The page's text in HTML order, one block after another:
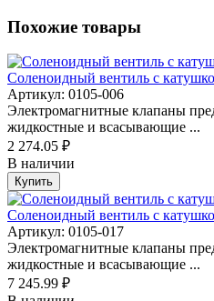
Похожие товары
Соленоидный вентиль с
Артикул: 0105-006
Электромагнитные клапаны
жидкостные и всасывающие ...
2 274.05 ₽
В наличии
Купить
Соленоидный вентиль с
Артикул: 0105-017
Электромагнитные клапаны
жидкостные и всасывающие ...
7 245.99 ₽